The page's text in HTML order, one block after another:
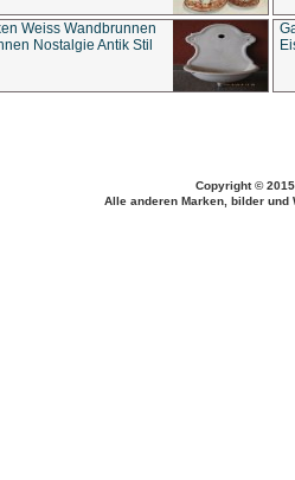
Weiss Wandbrunnen
Nostalgie Antik Stil
Copyright ©
Alle anderen Marken, bilder und